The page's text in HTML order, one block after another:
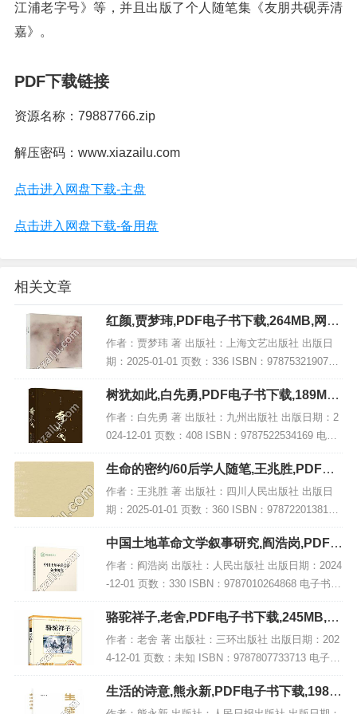
江浦老字号》等，并且出版了个人随笔集《友朋共砚弄清
嘉》。
PDF下载链接
资源名称：79887766.zip
解压密码：www.xiazailu.com
点击进入网盘下载-主盘
点击进入网盘下载-备用盘
相关文章
红颜,贾梦玮,PDF电子书下载,264MB,网盘
资源
作者：贾梦玮 著 出版社：上海文艺出版社 出版日
期：2025-01-01 页数：336 ISBN：9787532190751
电子书大小：264MB [高清扫描版PDF格式] 内容简
介 在历...
树犹如此,白先勇,PDF电子书下载,189MB,
网盘资源
作者：白先勇 著 出版社：九州出版社 出版日期：2
024-12-01 页数：408 ISBN：9787522534169 电子
书大小：189MB [高清扫描版PDF格式] 内容简介
《树犹如...
生命的密约/60后学人随笔,王兆胜,PDF电
子书网盘下载
作者：王兆胜 著 出版社：四川人民出版社 出版日
期：2025-01-01 页数：360 ISBN：9787220138164
电子书大小：230MB [高清扫描版PDF格式] 内容简
介 探索...
中国土地革命文学叙事研究,阎浩岗,PDF电
子书下载,网盘资源
作者：阎浩岗 出版社：人民出版社 出版日期：2024
-12-01 页数：330 ISBN：9787010264868 电子书大
小：196MB [高清扫描版PDF格式] 内容简介 土地革
命（涵...
骆驼祥子,老舍,PDF电子书下载,245MB,网
盘资源
作者：老舍 著 出版社：三环出版社 出版日期：202
4-12-01 页数：未知 ISBN：9787807733713 电子书
大小：245MB [高清扫描版PDF格式] 内容简介 《骆
驼祥子》...
生活的诗意,熊永新,PDF电子书下载,198M
B,网盘资源